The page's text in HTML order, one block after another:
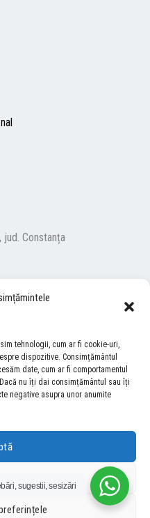
tehnologii, cum ar fi cookie-uri,
dispozitive. Consimțământul
date, cum ar fi comportamentul
nu îți dai consimțământul sau îți
negative asupra unor anumite
jud. Constanța
I
s
t
a
g
a
Acces, care oferă
de a consulta site-ul
“LUCIAN GRIGORESCU” MEDGIDIA
sugestii, sesizări